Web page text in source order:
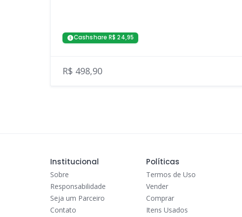
Cashshare R$ 24,95
R$ 498,90
Institucional
Sobre
Responsabilidade
Seja um Parceiro
Contato
Políticas
Termos de Uso
Vender
Comprar
Itens Usados